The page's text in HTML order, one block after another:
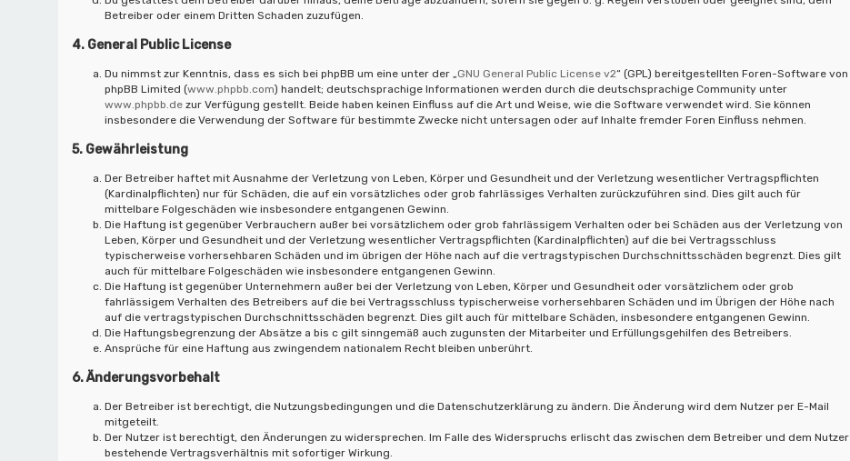
Betreiber oder einem Dritten Schaden zuzufügen.
4. General Public License
Du nimmst zur Kenntnis, dass es sich bei phpBB um eine unter der „GNU General Public License v2“ (GPL) bereitgestellten Foren-Software von
phpBB Limited (www.phpbb.com) handelt; deutschsprachige Informationen werden durch die deutschsprachige Community unter
www.phpbb.dezur Verfügung gestellt. Beide haben keinen Einfluss auf die Art und Weise, wie die Software verwendet wird. Sie können
insbesondere die Verwendung der Software für bestimmte Zwecke nicht untersagen oder auf Inhalte fremder Foren Einfluss nehmen.
5. Gewährleistung
Der Betreiber haftet mit Ausnahme der Verletzung von Leben, Körper und Gesundheit und der Verletzung wesentlicher Vertragspflichten
(Kardinalpflichten) nur für Schäden, die auf ein vorsätzliches oder grob fahrlässiges Verhalten zurückzuführen sind. Dies gilt auch für
mittelbare Folgeschäden wie insbesondere entgangenen Gewinn.
Die Haftung ist gegenüber Verbrauchern außer bei vorsätzlichem oder grob fahrlässigem Verhalten oder bei Schäden aus der Verletzung von
Leben, Körper und Gesundheit und der Verletzung wesentlicher Vertragspflichten (Kardinalpflichten) auf die bei Vertragsschluss
typischerweise vorhersehbaren Schäden und im übrigen der Höhe nach auf die vertragstypischen Durchschnittsschäden begrenzt. Dies gilt
auch für mittelbare Folgeschäden wie insbesondere entgangenen Gewinn.
Die Haftung ist gegenüber Unternehmern außer bei der Verletzung von Leben, Körper und Gesundheit oder vorsätzlichem oder grob
fahrlässigem Verhalten des Betreibers auf die bei Vertragsschluss typischerweise vorhersehbaren Schäden und im Übrigen der Höhe nach
auf die vertragstypischen Durchschnittsschäden begrenzt. Dies gilt auch für mittelbare Schäden, insbesondere entgangenen Gewinn.
Die Haftungsbegrenzung der Absätze a bis c gilt sinngemäß auch zugunsten der Mitarbeiter und Erfüllungsgehilfen des Betreibers.
Ansprüche für eine Haftung aus zwingendem nationalem Recht bleiben unberührt.
6. Änderungsvorbehalt
Der Betreiber ist berechtigt, die Nutzungsbedingungen und die Datenschutzerklärung zu ändern. Die Änderung wird dem Nutzer per E-Mail
mitgeteilt.
Der Nutzer ist berechtigt, den Änderungen zu widersprechen. Im Falle des Widerspruchs erlischt das zwischen dem Betreiber und dem Nutzer
bestehende Vertragsverhältnis mit sofortiger Wirkung.